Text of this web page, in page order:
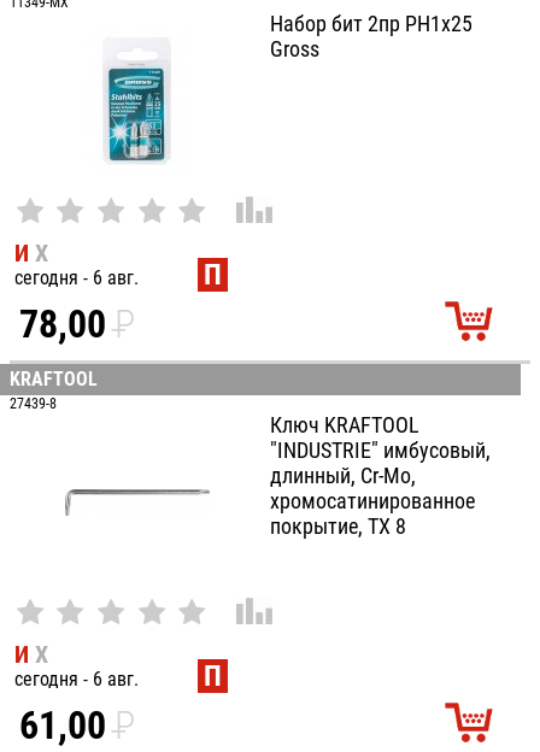
Набор бит 2пр РН1х25
Gross
И Х
сегодня - 6 авг. П
78,00P
УБ.
KRAFTOOL
27439-8
Ключ KRAFTOOL
"INDUSTRIE" имбусовый,
длинный, Cr-Mo,
хромосатинированное
покрытие, TX 8
И Х
сегодня - 6 авг. П
61,00P